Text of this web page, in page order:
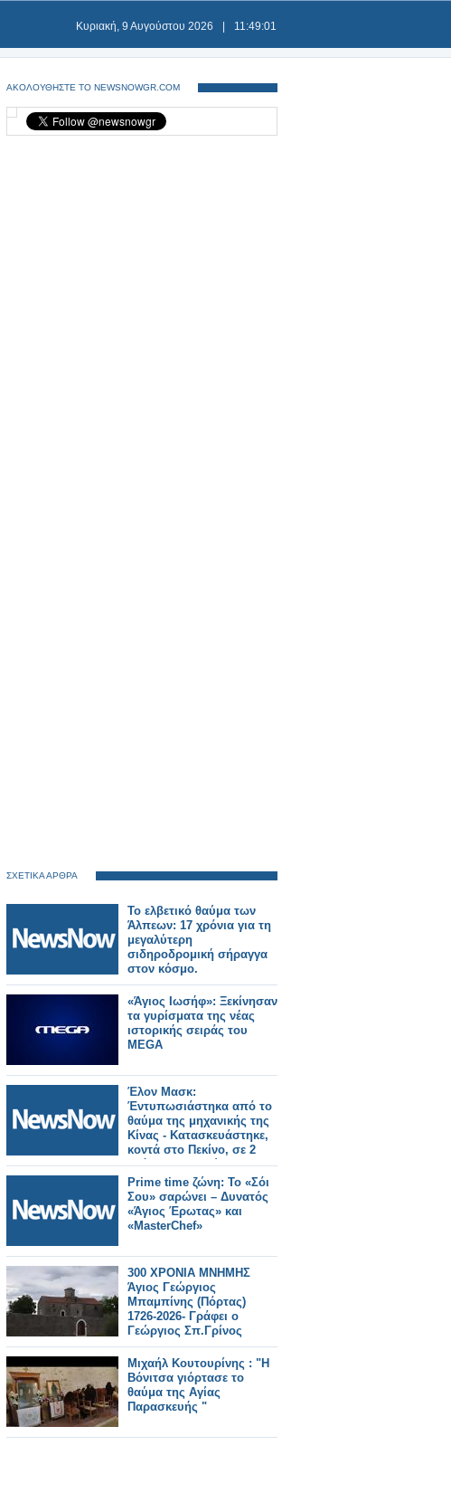
Κυριακή, 9 Αυγούστου 2026 11:49:01
ΑΚΟΛΟΥΘΗΣΤΕ ΤΟ NEWSNOWGR.COM
ΣΧΕΤΙΚΑ ΑΡΘΡΑ
Το ελβετικό θαύμα των
Άλπεων: 17 χρόνια για τη
μεγαλύτερη
σιδηροδρομική σήραγγα
στον κόσμο.
«Άγιος Ιωσήφ»: Ξεκίνησαν
τα γυρίσματα της νέας
ιστορικής σειράς του
MEGA
Έλον Μασκ:
Έντυπωσιάστηκα από το
θαύμα της μηχανικής της
Κίνας - Κατασκευάστηκε,
κοντά στο Πεκίνο, σε 2
χρόνια ο μεγαλύτερος
σιδηροδρομικός σταθμός
του κόσμου.
Prime time ζώνη: Το «Σόι
Σου» σαρώνει – Δυνατός
«Άγιος Έρωτας» και
«MasterChef»
300 ΧΡΟΝΙΑ ΜΝΗΜΗΣ
Άγιος Γεώργιος
Μπαμπίνης (Πόρτας)
1726-2026- Γράφει ο
Γεώργιος Σπ.Γρίνος
Μιχαήλ Κουτουρίνης : "Η
Βόνιτσα γιόρτασε το
θαύμα της Αγίας
Παρασκευής "